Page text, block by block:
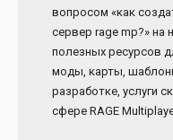
вопросом «как
сервер rage mp?»
полезных ресурсов
моды, карты,
разработке, услуги
сфере RAGE